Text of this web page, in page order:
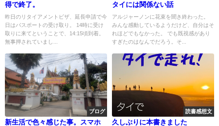
得で終了。
昨日のリタイアメントビザ、延長申請で今
日はパスポートの受け取り。 14時に受け
取りに来てということで、14:15頃到着。
無事押されていまし...
タイには関係ない話
アルジャーノンに花束を聞き終わった。
みんな感動しているようだけど、自分はそ
れほどでもなかった。 でも既視感があり
すぎたのはなんでだろう。そ...
ブログ
新生活で色々感じた事。スマホ
読書感想文
久しぶりに本書きました